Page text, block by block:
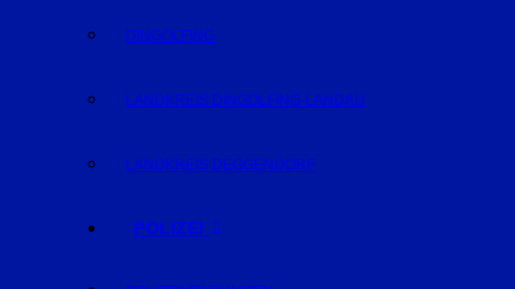
DINGOLFING
LANDKREIS DINGOLFING-LANDAU
LANDKREIS DEGGENDORF
POLIZEI